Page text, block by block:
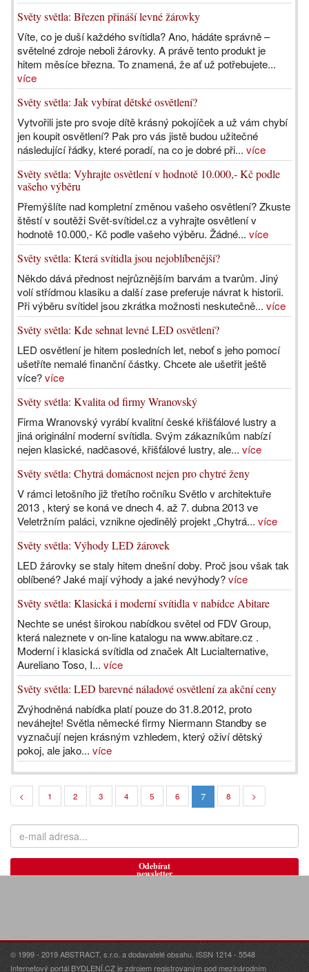
Světy světla: Březen přináší levné žárovky
Víte, co je duší každého svítidla? Ano, hádáte správně –
světelné zdroje neboli žárovky. A právě tento produkt je
hitem měsíce března. To znamená, že ať už potřebujete...
více
Světy světla: Jak vybírat dětské osvětlení?
Vytvořili jste pro svoje dítě krásný pokojíček a už vám chybí
jen koupit osvětlení? Pak pro vás jistě budou užitečné
následující řádky, které poradí, na co je dobré při... více
Světy světla: Vyhrajte osvětlení v hodnotě 10.000,- Kč podle
vašeho výběru
Přemýšlíte nad kompletní změnou vašeho osvětlení? Zkuste
štěstí v soutěži Svět-svítidel.cz a vyhrajte osvětlení v
hodnotě 10.000,- Kč podle vašeho výběru. Žádné... více
Světy světla: Která svítidla jsou nejoblíbenější?
Někdo dává přednost nejrůznějším barvám a tvarům. Jiný
volí střídmou klasiku a další zase preferuje návrat k historii.
Při výběru svítidel jsou zkrátka možnosti neskutečně... více
Světy světla: Kde sehnat levné LED osvětlení?
LED osvětlení je hitem posledních let, neboť s jeho pomocí
ušetříte nemalé finanční částky. Chcete ale ušetřit ještě
více?více
Světy světla: Kvalita od firmy Wranovský
Firma Wranovský vyrábí kvalitní české křišťálové lustry a
jiná originální moderní svítidla. Svým zákazníkům nabízí
nejen klasické, nadčasové, křišťálové lustry, ale... více
Světy světla: Chytrá domácnost nejen pro chytré ženy
V rámci letošního již třetího ročníku Světlo v architektuře
2013 , který se koná ve dnech 4. až 7. dubna 2013 ve
Veletržním paláci, vznikne ojedinělý projekt „Chytrá... více
Světy světla: Výhody LED žárovek
LED žárovky se staly hitem dnešní doby. Proč jsou však tak
oblíbené? Jaké mají výhody a jaké nevýhody?více
Světy světla: Klasická i moderní svítidla v nabídce Abitare
Nechte se unést širokou nabídkou světel od FDV Group,
která naleznete v on-line katalogu na www.abitare.cz .
Moderní i klasická svítidla od značek Alt Lucialternative,
Aureliano Toso, I... více
Světy světla: LED barevné náladové osvětlení za akční ceny
Zvýhodněná nabídka platí pouze do 31.8.2012, proto
neváhejte! Světla německé firmy Niermann Standby se
vyznačují nejen krásným vzhledem, který oživí dětský
pokoj, ale jako... více
< 1 2 3 4 5 6 7 8 >
Odebírat
newsletter
© 1999 - 2019 ABSTRACT, s.r.o. a dodavatelé obsahu. ISSN 1214 - 5548
Internetový portál BYDLENÍ.CZ je zdrojem registrovaným pod mezinárodním